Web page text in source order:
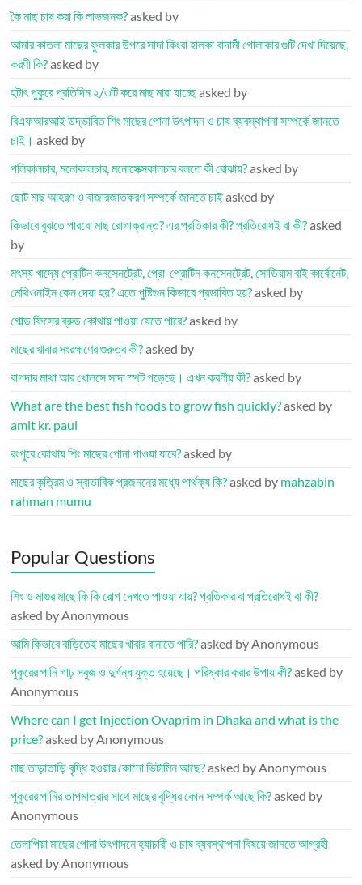
কৈ মাছ চাষ করা কি লাভজনক?asked by
আমার কাতলা মাছের ফুলকার উপরে সাদা কিংবা হালকা বাদামী গোলাকার গুটি দেখা দিয়েছে,
করণী কি?asked by
হটাৎ পুকুরে প্রতিদিন ২/৩টি করে মাছ মারা যাচ্ছেasked by
বিএফআরআই উদ্ভাবিত শিং মাছের পোনা উৎপাদন ও চাষ ব্যবস্থাপনা সম্পর্কে জানতে
চাই। asked by
পলিকালচার, মনোকালচার, মনোসেক্সকালচার বলতে কী বোঝায়?asked by
ছোট মাছ আহরণ ও বাজারজাতকরণ সম্পর্কে জানতে চাইasked by
কিভাবে বুঝতে পারবো মাছ রোগাক্রান্ত? এর প্রতিকার কী? প্রতিরোধই বা কী?asked
by
মৎস্য খাদ্যে প্রোটিন কনসেনট্রেট, প্রো-প্রোটিন কনসেনট্রেট, সোডিয়াম বাই কার্বোনেট,
মেথিওনাইন কেন দেয়া হয়? এতে পুষ্টিগুন কিভাবে প্রভাবিত হয়?asked by
গোল্ড ফিসের ব্রুড কোথায় পাওয়া যেতে পারে?asked by
মাছের খাবার সংরক্ষণের গুরুত্ব কী?asked by
বাগদার মাথা আর খোলসে সাদা স্পট পড়েছে। এখন করণীয় কী?asked by
What are the best fish foods to grow fish quickly?asked by
amit kr. paul
রংপুরে কোথায় শিং মাছের পোনা পাওয়া যাবে?asked by
মাছের কৃত্রিম ও স্বাভাবিক প্রজননের মধ্যে পার্থক্য কি?asked by mahzabin
rahman mumu
Popular Questions
শিং ও মাগুর মাছে কি কি রোগ দেখতে পাওয়া যায়? প্রতিকার বা প্রতিরোধই বা কী?
asked by Anonymous
আমি কিভাবে বাড়িতেই মাছের খাবার বানাতে পারি?asked by Anonymous
পুকুরের পানি গাঢ় সবুজ ও দুর্গন্ধ যুক্ত হয়েছে। পরিষ্কার করার উপায় কী?asked by
Anonymous
Where can I get Injection Ovaprim in Dhaka and what is the
price?asked by Anonymous
মাছ তাড়াতাড়ি বৃদ্ধি হওয়ার কোনো ভিটামিন আছে?asked by Anonymous
পুকুরের পানির তাপমাত্রার সাথে মাছের বৃদ্ধির কোন সম্পর্ক আছে কি?asked by
Anonymous
তেলাপিয়া মাছের পোনা উৎপাদনে হ্যাচারী ও চাষ ব্যবস্থাপনা বিষয়ে জানতে আগ্রহী
asked by Anonymous